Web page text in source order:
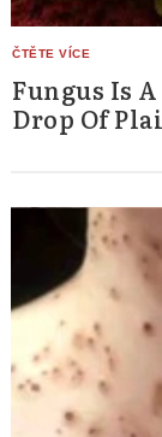
Fungus Is
Drop Of